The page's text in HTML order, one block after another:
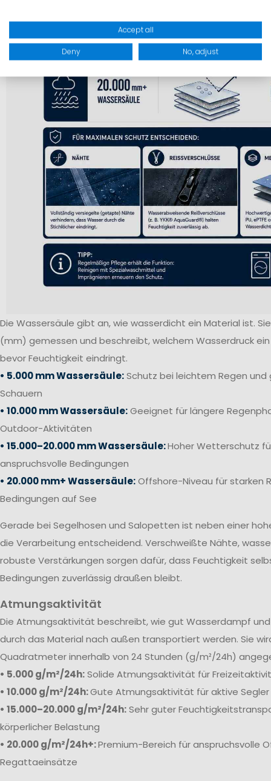
Die Wassersäule gibt an, wie wasserdicht ein Material ist.
(mm) gemessen und beschreibt, welchem Wasserdruck
bevor Feuchtigkeit eindringt.
• 5.000 mm Wassersäule:Schutz bei leichtem Regen
Schauern
• 10.000 mm Wassersäule:Geeignet für längere
Outdoor-Aktivitäten
• 15.000–20.000 mm Wassersäule:Hoher Wetterschutz
anspruchsvolle Bedingungen
• 20.000 mm+ Wassersäule:Offshore-Niveau für starken
Bedingungen auf See
Gerade bei Segelhosen und Salopetten ist neben einer
die Verarbeitung entscheidend. Verschweißte Nähte,
robuste Verstärkungen sorgen dafür, dass Feuchtigkeit
Bedingungen zuverlässig draußen bleibt.
Atmungsaktivität
Die Atmungsaktivität beschreibt, wie gut Wasserdampf
durch das Material nach außen transportiert werden. Sie
Quadratmeter innerhalb von 24 Stunden (g/m²/24h)
• 5.000 g/m²/24h:Solide Atmungsaktivität für
• 10.000 g/m²/24h:Gute Atmungsaktivität für aktive Segler
• 15.000–20.000 g/m²/24h:Sehr guter
körperlicher Belastung
• 20.000 g/m²/24h+:Premium-Bereich für anspruchsvolle
Regattaeinsätze
Accept all
Deny No, adjust